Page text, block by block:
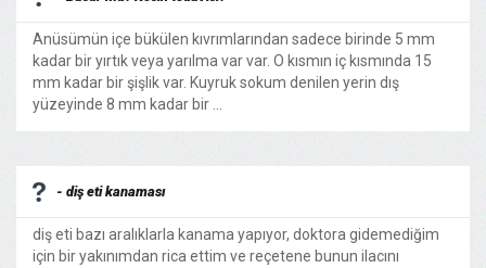
Anüsümün içe bükülen kıvrımlarından sadece birinde 5 mm
kadar bir yırtık veya yarılma var var. O kısmın iç kısmında 15
mm kadar bir şişlik var. Kuyruk sokum denilen yerin dış
yüzeyinde 8 mm kadar bir ...
- diş eti kanaması
diş eti bazı aralıklarla kanama yapıyor, doktora gidemediğim
için bir yakınımdan rica ettim ve reçetene bunun ilacını